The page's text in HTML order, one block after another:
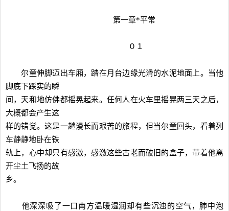
第一章*平常
０１
尔童伸脚迈出车厢，踏在月台边缘光滑的水泥地面上。当他
脚底下踩实的瞬
间，天和地仿佛都摇晃起来。任何人在火车里摇晃两三天之后，
大概都会产生这
样的错觉。这是一趟漫长而艰苦的旅程，但当尔童回头，看着列
车静静地卧在铁
轨上，心中却只有感激，感激这些古老而破旧的盒子，带着他离
开尘土飞扬的故
乡。
他深深吸了一口南方温暖湿润却有些沉浊的空气，肺中泡